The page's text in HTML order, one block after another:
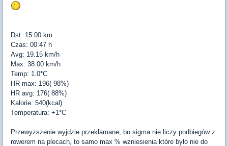
Dst: 15.00 km
Czas: 00:47 h
Avg: 19.15 km/h
Max: 38.00 km/h
Temp: 1.0*C
HR max: 196( 98%)
HR avg: 176( 88%)
Kalorie: 540(kcal)
Temperatura: +1*C
Przewyższenie wyjdzie przekłamane, bo sigma nie liczy podbiegów z
rowerem na plecach, to samo max % wzniesienia które było nie do